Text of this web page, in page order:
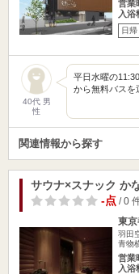
営業
入浴
日帰
40代 男
性
平日水曜の
から無料バスを
関連情報から探す
サウナ×スナック か
-点/ 0
東
羽田
青物
営業
入浴